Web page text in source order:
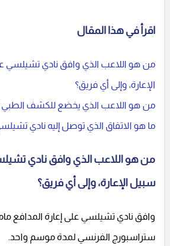
اقرأ في هذا المقال
من هو اللاعب الذي وافق نادي تشيلسي
الإعارة، وإلى أي فريق؟
من هو اللاعب الذي يخضع للكشف
ما هو الاتفاق الذي توصل إليه نادي
من هو اللاعب الذي وافق نادي
سبيل الإعارة، وإلى أي فريق؟
وافق نادي تشيلسي على إعارة المدافع
ستراسبورج الفرنسي لمدة موسم واحد.